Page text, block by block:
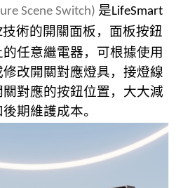
Scene Switch) 是LifeSmart
技術的開關面板，面板按鈕
任意繼電器，可根據使用
改開關對應燈具，接燈線
對應的按鈕位置，大大減
期維護成本。